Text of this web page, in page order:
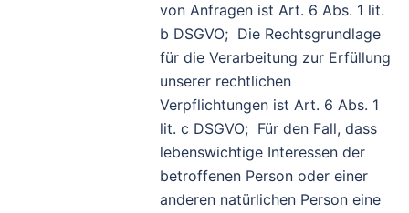
von Anfragen ist Art. 6 Abs. 1 lit.
b DSGVO; Die Rechtsgrundlage
für die Verarbeitung zur Erfüllung
unserer rechtlichen
Verpflichtungen ist Art. 6 Abs. 1
lit. c DSGVO; Für den Fall, dass
lebenswichtige Interessen der
betroffenen Person oder einer
anderen natürlichen Person eine